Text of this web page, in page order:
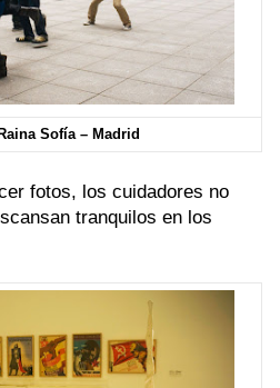
Sofía – Madrid
fotos, los cuidadores no
tranquilos en los